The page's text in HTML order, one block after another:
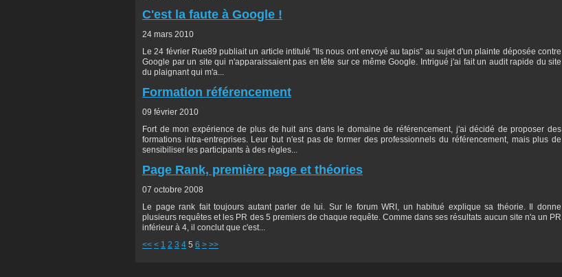
C'est la faute à Google !
24 mars 2010
Le 24 février Rue89 publiait un article intitulé "Ils nous ont envoyé au tapis" au sujet d'un plainte déposée contre
Google par un site qui n'apparaissaient pas en tête sur ce même Google. Intrigué j'ai fait un audit rapide du site
du plaignant qui m'a...
Formation référencement
09 février 2010
Fort de mon expérience de plus de huit ans dans le domaine de référencement, j'ai décidé de proposer des
formations intra-entreprises. Leur but n'est pas de former des professionnels du référencement, mais plus de
sensibiliser les participants à des règles...
Page Rank, première page et théories
07 octobre 2008
Le page rank fait toujours autant parler de lui. Sur le forum WRI, un habitué explique sa théorie. Il donne
plusieurs requêtes et les PR des 5 premiers de chaque requête. Comme dans ses résultats aucun site n'a un PR
inférieur à 4, il conclut que c'est...
<< < 1 2 3 4 5 6 > >>